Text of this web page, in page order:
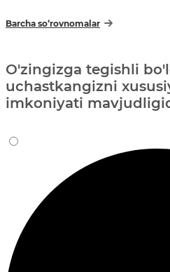
Barcha so‘rovnomalar
O'zingizga tegishli
uchastkangizni
imkoniyati